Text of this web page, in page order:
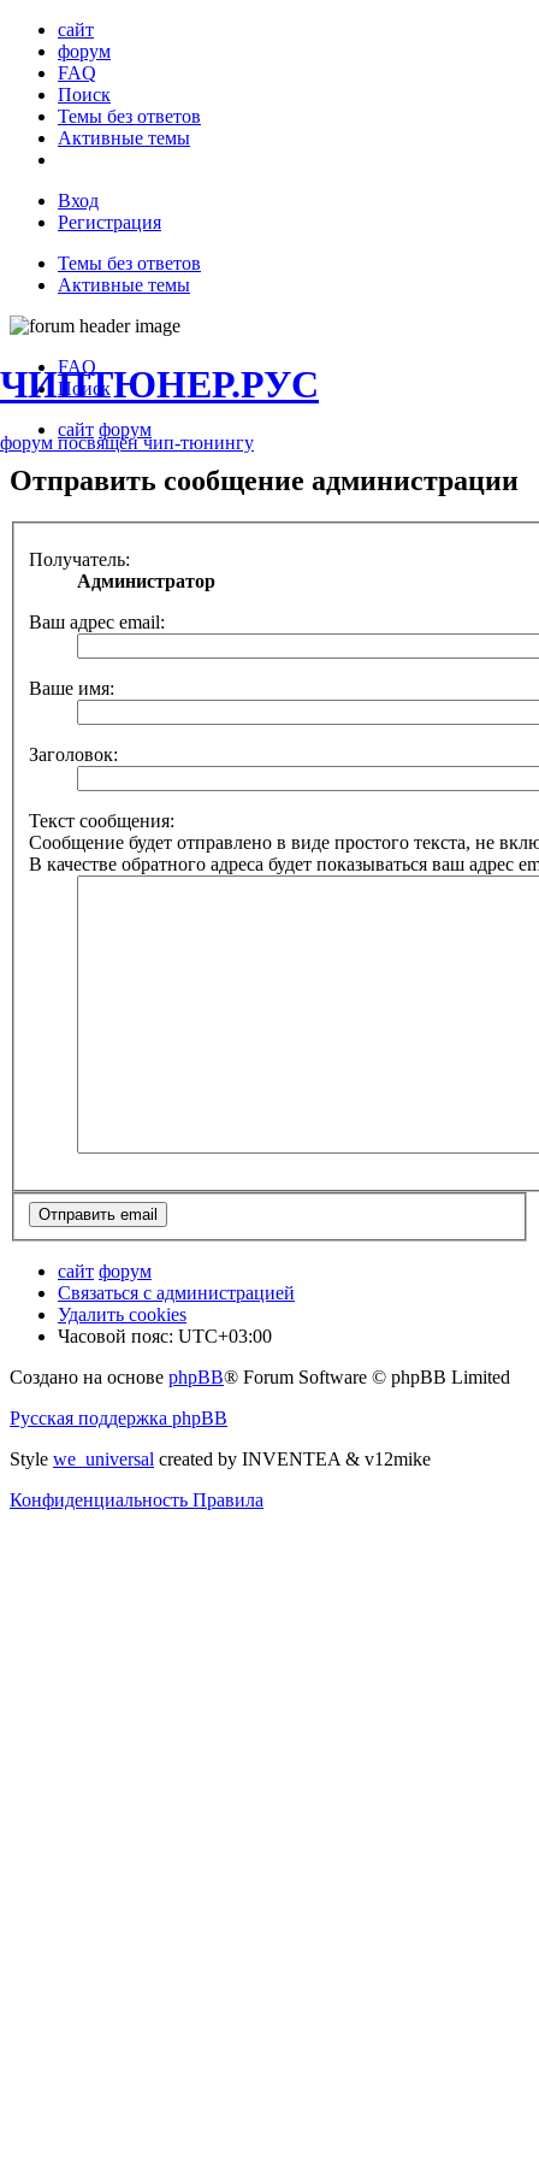
сайт
форум
FAQ
Поиск
Темы без ответов
Активные темы
Вход
Регистрация
Темы без ответов
Активные темы
ЧИПТЮНЕР.РУС
форум посвящён чип-тюнингу
FAQ
Поиск
сайт форум
Отправить сообщение администрации
Получатель:
Администратор
Ваш адрес email:
Ваше имя:
Заголовок:
Текст сообщения:
Сообщение будет отправлено в виде простого текста, не
В качестве обратного адреса будет показываться ваш адрес
сайт форум
Связаться с администрацией
Удалить cookies
Часовой пояс: UTC+03:00
Создано на основе phpBB® Forum Software © phpBB Limited
Русская поддержка phpBB
Style we_universal created by INVENTEA & v12mike
Конфиденциальность Правила